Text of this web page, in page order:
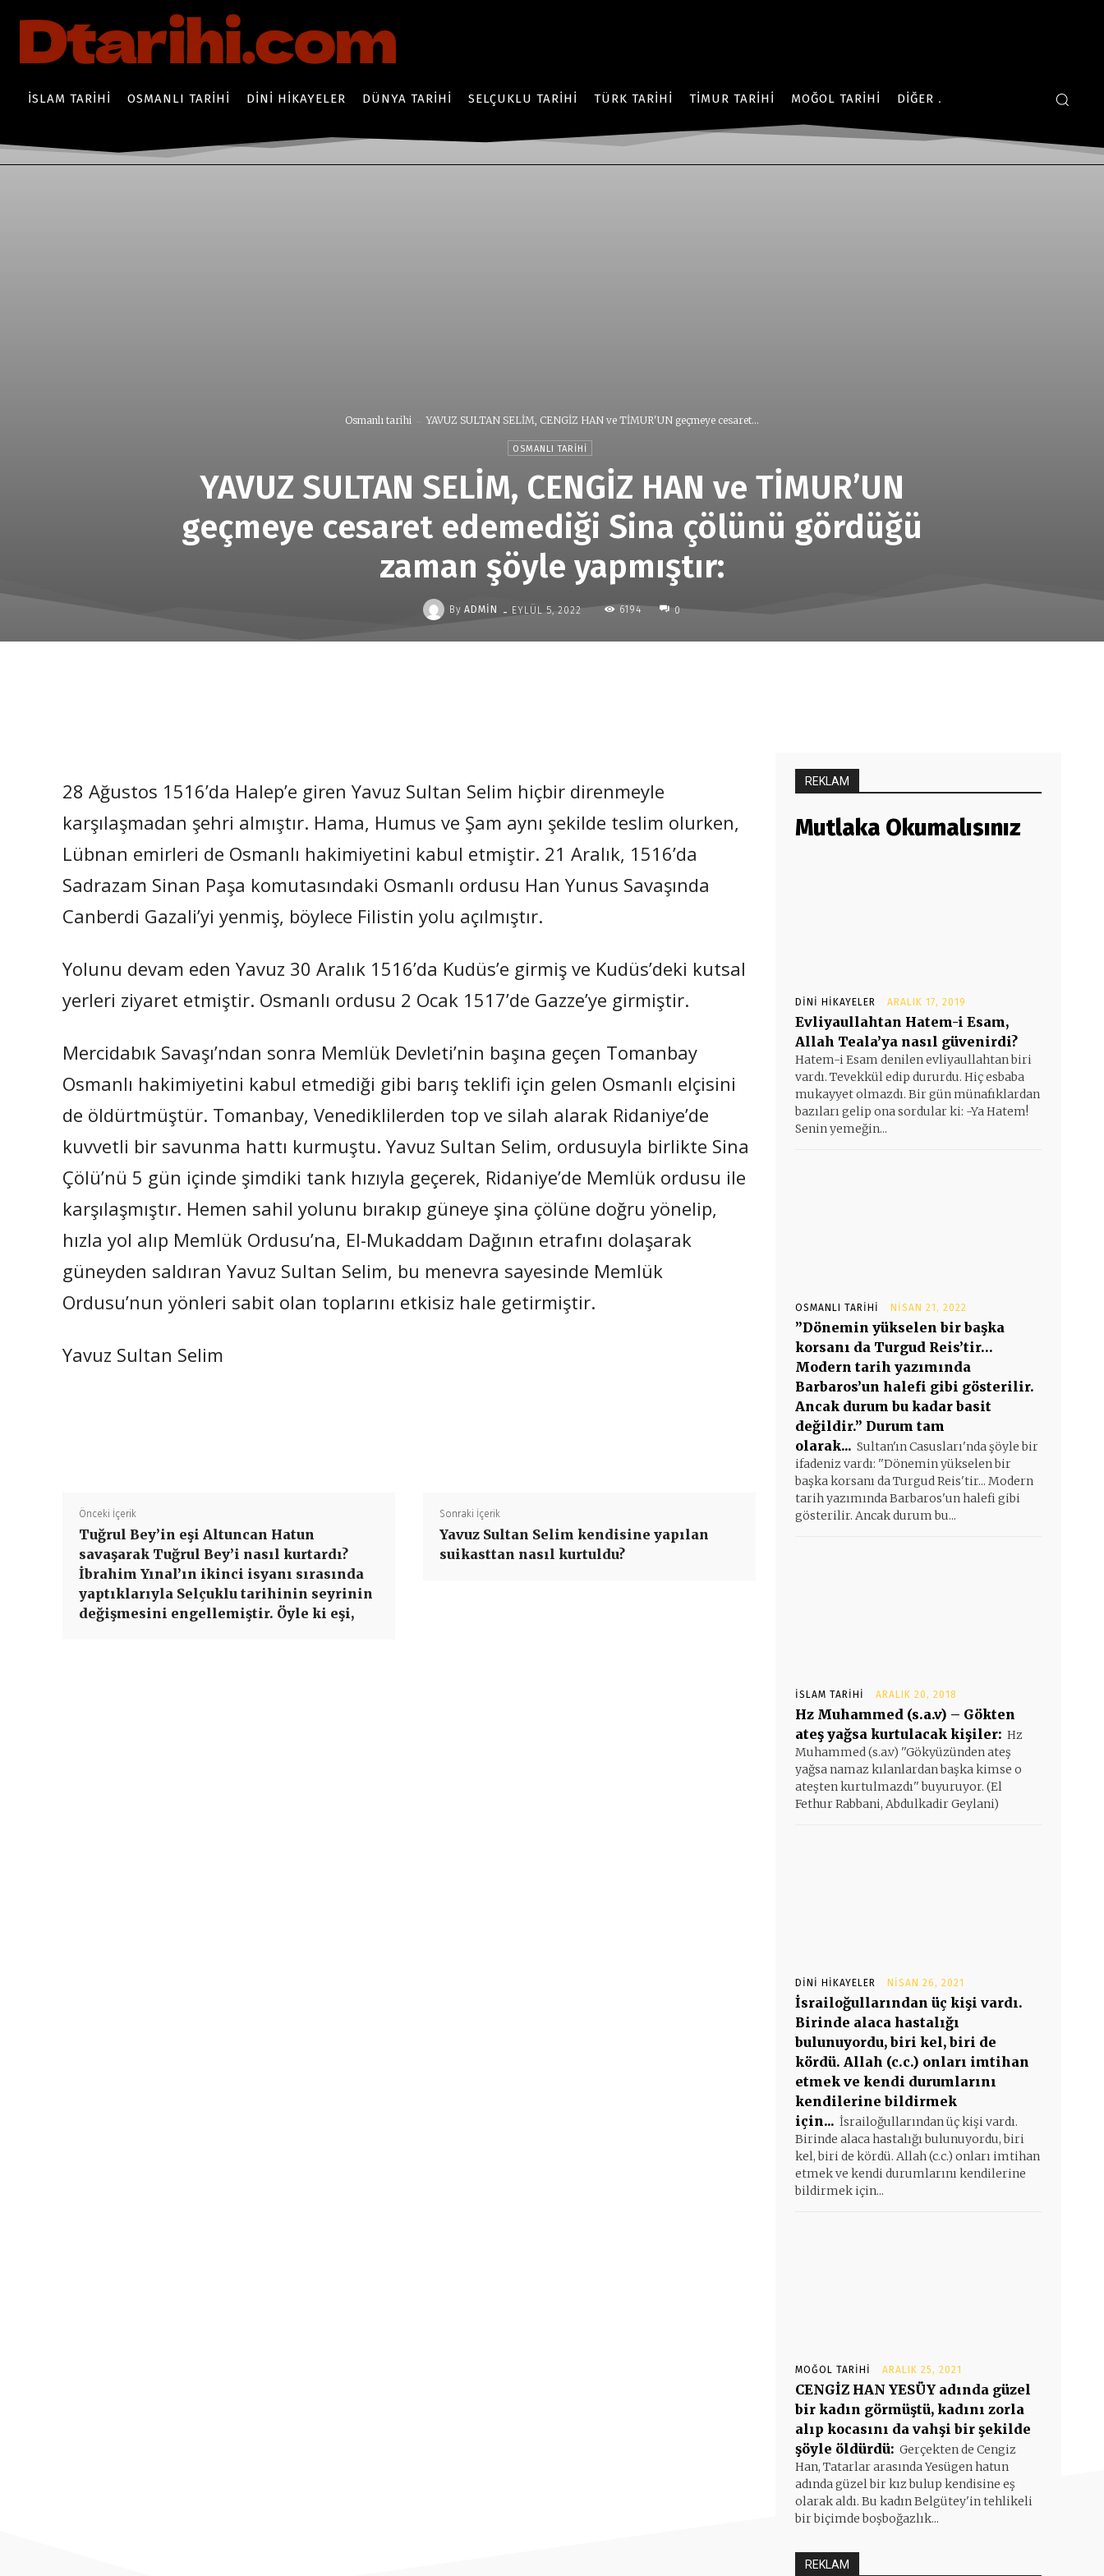
İSLAM TARIHI OSMANLI TARIHI DINI HIKAYELER DÜNYA TARIHI SELÇUKLU TARIHI TÜRK TARIHI TIMUR TARIHI MOĞOL TARIHI DIĞER
Osmanlı tarihi YAVUZ SULTAN SELİM, CENGİZ HAN ve TİMUR'UN geçmeye cesaret...
OSMANLI TARIHI
YAVUZ SULTAN SELİM, CENGİZ HAN ve TİMUR’UN
geçmeye cesaret edemediği Sina çölünü gördüğü
zaman şöyle yapmıştır:
By ADMIN - EYLÜL 5, 2022 6194 0
28 Ağustos 1516’da Halep’e giren Yavuz Sultan Selim hiçbir direnmeyle
karşılaşmadan şehri almıştır. Hama, Humus ve Şam aynı şekilde teslim olurken,
Lübnan emirleri de Osmanlı hakimiyetini kabul etmiştir. 21 Aralık, 1516’da
Sadrazam Sinan Paşa komutasındaki Osmanlı ordusu Han Yunus Savaşında
Canberdi Gazali’yi yenmiş, böylece Filistin yolu açılmıştır.
Yolunu devam eden Yavuz 30 Aralık 1516’da Kudüs’e girmiş ve Kudüs’deki kutsal
yerleri ziyaret etmiştir. Osmanlı ordusu 2 Ocak 1517’de Gazze’ye girmiştir.
Mercidabık Savaşı’ndan sonra Memlük Devleti’nin başına geçen Tomanbay
Osmanlı hakimiyetini kabul etmediği gibi barış teklifi için gelen Osmanlı elçisini
de öldürtmüştür. Tomanbay, Venediklilerden top ve silah alarak Ridaniye’de
kuvvetli bir savunma hattı kurmuştu. Yavuz Sultan Selim, ordusuyla birlikte Sina
Çölü’nü 5 gün içinde şimdiki tank hızıyla geçerek, Ridaniye’de Memlük ordusu ile
karşılaşmıştır. Hemen sahil yolunu bırakıp güneye şina çölüne doğru yönelip,
hızla yol alıp Memlük Ordusu’na, El-Mukaddam Dağının etrafını dolaşarak
güneyden saldıran Yavuz Sultan Selim, bu menevra sayesinde Memlük
Ordusu’nun yönleri sabit olan toplarını etkisiz hale getirmiştir.
Yavuz Sultan Selim
Önceki İçerik
Tuğrul Bey’in eşi Altuncan Hatun
savaşarak Tuğrul Bey’i nasıl kurtardı?
İbrahim Yınal’ın ikinci isyanı sırasında
yaptıklarıyla Selçuklu tarihinin seyrinin
değişmesini engellemiştir. Öyle ki eşi,
Sonraki İçerik
Yavuz Sultan Selim kendisine yapılan
suikasttan nasıl kurtuldu?
REKLAM
Mutlaka Okumalısınız
DINI HIKAYELER ARALIK 17, 2019
Evliyaullahtan Hatem-i Esam,
Allah Teala’ya nasıl güvenirdi?
Hatem-i Esam denilen evliyaullahtan biri
vardı. Tevekkül edip dururdu. Hiç esbaba
mukayyet olmazdı. Bir gün münafıklardan
bazıları gelip ona sordular ki: -Ya Hatem!
Senin yemeğin...
OSMANLI TARIHI NISAN 21, 2022
”Dönemin yükselen bir başka
korsanı da Turgud Reis’tir…
Modern tarih yazımında
Barbaros’un halefi gibi gösterilir.
Ancak durum bu kadar basit
değildir.” Durum tam
olarak... Sultan'ın Casusları'nda şöyle bir
ifadeniz vardı: ''Dönemin yükselen bir
başka korsanı da Turgud Reis'tir... Modern
tarih yazımında Barbaros'un halefi gibi
gösterilir. Ancak durum bu...
İSLAM TARIHI ARALIK 20, 2018
Hz Muhammed (s.a.v) – Gökten
ateş yağsa kurtulacak kişiler: Hz
Muhammed (s.a.v) ''Gökyüzünden ateş
yağsa namaz kılanlardan başka kimse o
ateşten kurtulmazdı'' buyuruyor. (El
Fethur Rabbani, Abdulkadir Geylani)
DINI HIKAYELER NISAN 26, 2021
İsrailoğullarından üç kişi vardı.
Birinde alaca hastalığı
bulunuyordu, biri kel, biri de
kördü. Allah (c.c.) onları imtihan
etmek ve kendi durumlarını
kendilerine bildirmek
için... İsrailoğullarından üç kişi vardı.
Birinde alaca hastalığı bulunuyordu, biri
kel, biri de kördü. Allah (c.c.) onları imtihan
etmek ve kendi durumlarını kendilerine
bildirmek için...
MOĞOL TARIHI ARALIK 25, 2021
CENGİZ HAN YESÜY adında güzel
bir kadın görmüştü, kadını zorla
alıp kocasını da vahşi bir şekilde
şöyle öldürdü: Gerçekten de Cengiz
Han, Tatarlar arasında Yesügen hatun
adında güzel bir kız bulup kendisine eş
olarak aldı. Bu kadın Belgütey'in tehlikeli
bir biçimde boşboğazlık...
REKLAM